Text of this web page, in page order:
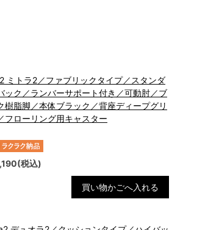
ミトラ2／ファブリックタイプ／スタンダ
ック／ランバーサポート付き／可動肘／ブ
樹脂脚／本体ブラック／背座ディープグリ
フローリング用キャスター
税込)
買い物かごへ入れる